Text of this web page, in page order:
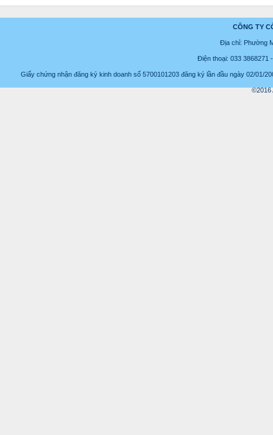
CÔNG TY
Địa chỉ: Phường
Điện thoại: 033 3868271
Giấy chứng nhận đăng ký kinh doanh số 5700101203 đăng ký lần đầu ngày 02/01/
©2016